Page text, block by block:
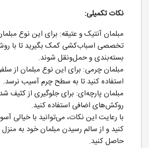
نکات تکمیلی:
مبلمان آنتیک و عتیقه: برای این نوع
تخصصی اسباب‌کشی کمک بگیرید تا با
بسته‌بندی و حمل‌ونقل شوند.
مبلمان چرمی: برای این نوع مبلمان از
استفاده کنید تا به سطح چرم آسیب نرسد.
مبلمان پارچه‌ای: برای جلوگیری از کثیف
روکش‌های اضافی استفاده کنید.
با رعایت این نکات، می‌توانید با خیالی
کنید و از سالم رسیدن مبلمان خود به
حاصل کنید.